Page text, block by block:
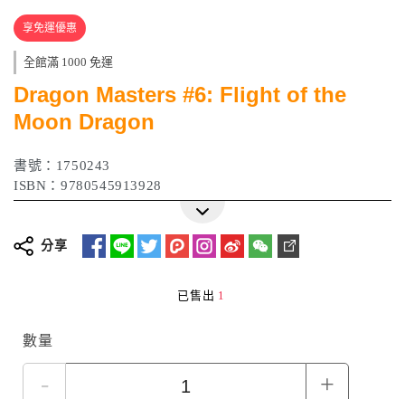
享免運優惠
全館滿 1000 免運
Dragon Masters #6: Flight of the
Moon Dragon
書號：1750243
ISBN：9780545913928
分享
已售出 1
數量
- +